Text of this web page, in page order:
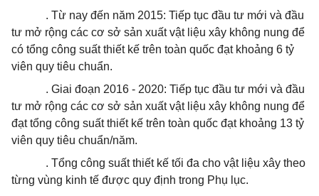
. Từ nay đến năm 2015: Tiếp tục đầu tư mới và đầu
tư mở rộng các cơ sở sản xuất vật liệu xây không nung để
có tổng công suất thiết kế trên toàn quốc đạt khoảng 6 tỷ
viên quy tiêu chuẩn.
. Giai đoạn 2016 - 2020: Tiếp tục đầu tư mới và đầu
tư mở rộng các cơ sở sản xuất vật liệu xây không nung để
đạt tổng công suất thiết kế trên toàn quốc đạt khoảng 13 tỷ
viên quy tiêu chuẩn/năm.
. Tổng công suất thiết kế tối đa cho vật liệu xây theo
từng vùng kinh tế được quy định trong Phụ lục.